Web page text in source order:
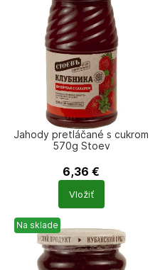
Jahody pretláčané s cukrom
570g Stoev
6,36 €
Počet
produktů
Vložiť
Na sklade